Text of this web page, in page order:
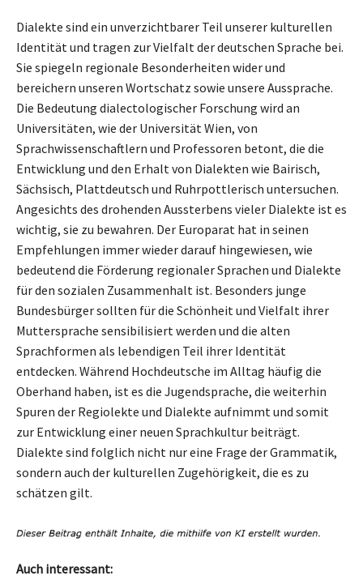
Dialekte sind ein unverzichtbarer Teil unserer kulturellen
Identität und tragen zur Vielfalt der deutschen Sprache bei.
Sie spiegeln regionale Besonderheiten wider und
bereichern unseren Wortschatz sowie unsere Aussprache.
Die Bedeutung dialectologischer Forschung wird an
Universitäten, wie der Universität Wien, von
Sprachwissenschaftlern und Professoren betont, die die
Entwicklung und den Erhalt von Dialekten wie Bairisch,
Sächsisch, Plattdeutsch und Ruhrpottlerisch untersuchen.
Angesichts des drohenden Aussterbens vieler Dialekte ist es
wichtig, sie zu bewahren. Der Europarat hat in seinen
Empfehlungen immer wieder darauf hingewiesen, wie
bedeutend die Förderung regionaler Sprachen und Dialekte
für den sozialen Zusammenhalt ist. Besonders junge
Bundesbürger sollten für die Schönheit und Vielfalt ihrer
Muttersprache sensibilisiert werden und die alten
Sprachformen als lebendigen Teil ihrer Identität
entdecken. Während Hochdeutsche im Alltag häufig die
Oberhand haben, ist es die Jugendsprache, die weiterhin
Spuren der Regiolekte und Dialekte aufnimmt und somit
zur Entwicklung einer neuen Sprachkultur beiträgt.
Dialekte sind folglich nicht nur eine Frage der Grammatik,
sondern auch der kulturellen Zugehörigkeit, die es zu
schätzen gilt.
Auch interessant: